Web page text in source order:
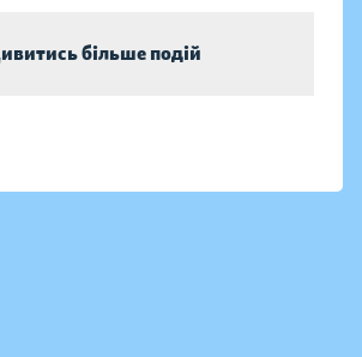
більше подій